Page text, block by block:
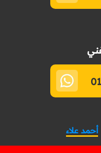
أحمد علاء